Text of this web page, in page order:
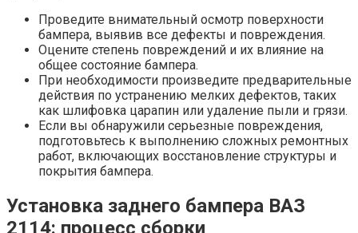
Проведите внимательный осмотр поверхности
бампера, выявив все дефекты и повреждения.
Оцените степень повреждений и их влияние на
общее состояние бампера.
При необходимости произведите предварительные
действия по устранению мелких дефектов, таких
как шлифовка царапин или удаление пыли и грязи.
Если вы обнаружили серьезные повреждения,
подготовьтесь к выполнению сложных ремонтных
работ, включающих восстановление структуры и
покрытия бампера.
Установка заднего бампера ВАЗ
2114: процесс сборки